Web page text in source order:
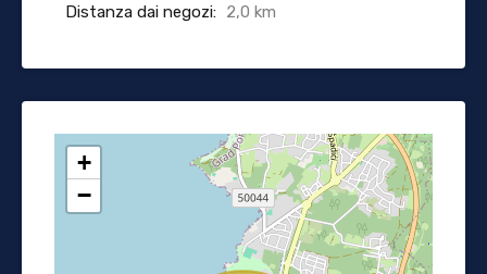
Distanza dai negozi: 2,0 km
+
−